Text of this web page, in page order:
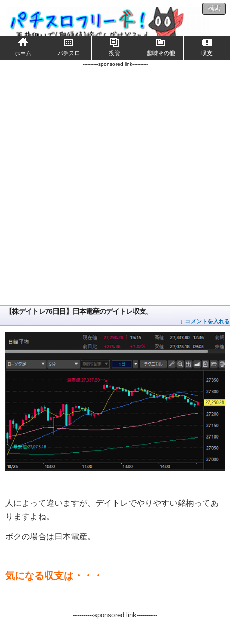
検索
ホーム パチスロ 投資 趣味その他 収支
----------sponsored link----------
【株デイトレ76日目】日本電産のデイトレ収支。
↓ コメントを入れる
人によって違いますが、デイトレでやりやすい銘柄ってあ
りますよね。
ボクの場合は日本電産。
気になる収支は・・・
----------sponsored link----------